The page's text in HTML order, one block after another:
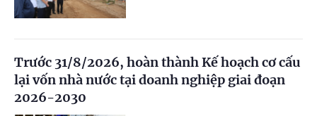
Trước 31/8/2026, hoàn thành Kế hoạch cơ cấu
lại vốn nhà nước tại doanh nghiệp giai đoạn
2026-2030